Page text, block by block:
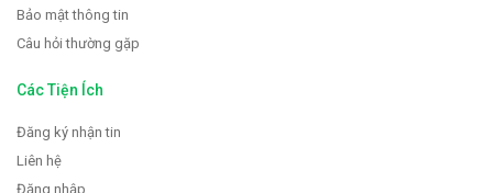
Bảo mật thông tin
Câu hỏi thường gặp
Các Tiện Ích
Đăng ký nhận tin
Liên hệ
Đăng nhập